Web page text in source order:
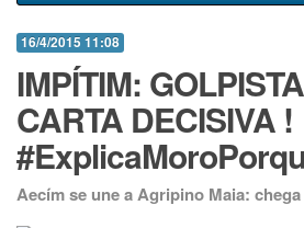
16/4/2015 11:08
IMPÍTIM:
CARTA DECISIVA !
Aecím se une a Agripino Maia: